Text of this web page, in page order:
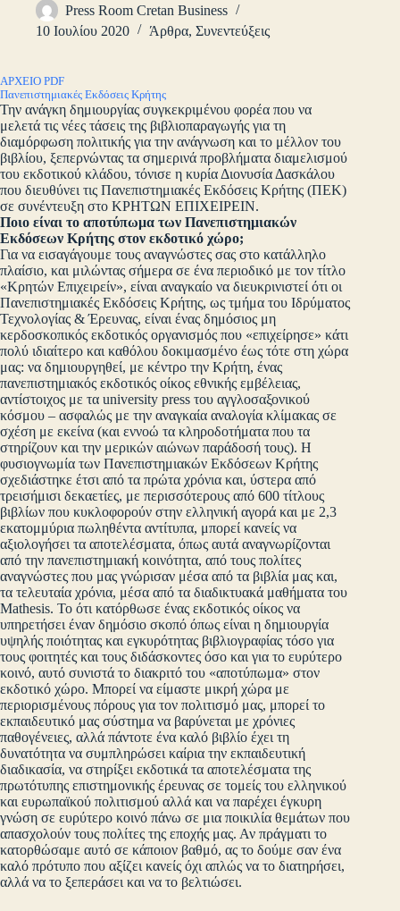
Press Room Cretan Business
10 Ιουλίου 2020
Άρθρα, Συνεντεύξεις
ΑΡΧΕΙΟ PDF
Πανεπιστημιακές Εκδόσεις Κρήτης
Την ανάγκη δημιουργίας συγκεκριμένου φορέα που να
μελετά τις νέες τάσεις της βιβλιοπαραγωγής για τη
διαμόρφωση πολιτικής για την ανάγνωση και το μέλλον του
βιβλίου, ξεπερνώντας τα σημερινά προβλήματα διαμελισμού
του εκδοτικού κλάδου, τόνισε η κυρία Διονυσία Δασκάλου
που διευθύνει τις Πανεπιστημιακές Εκδόσεις Κρήτης (ΠΕΚ)
σε συνέντευξη στο ΚΡΗΤΩΝ ΕΠΙΧΕΙΡΕΙΝ.
Ποιο είναι το αποτύπωμα των Πανεπιστημιακών
Εκδόσεων Κρήτης στον εκδοτικό χώρο;
Για να εισαγάγουμε τους αναγνώστες σας στο κατάλληλο
πλαίσιο, και μιλώντας σήμερα σε ένα περιοδικό με τον τίτλο
«Κρητών Επιχειρείν», είναι αναγκαίο να διευκρινιστεί ότι οι
Πανεπιστημιακές Εκδόσεις Κρήτης, ως τμήμα του Ιδρύματος
Τεχνολογίας & Έρευνας, είναι ένας δημόσιος μη
κερδοσκοπικός εκδοτικός οργανισμός που «επιχείρησε» κάτι
πολύ ιδιαίτερο και καθόλου δοκιμασμένο έως τότε στη χώρα
μας: να δημιουργηθεί, με κέντρο την Κρήτη, ένας
πανεπιστημιακός εκδοτικός οίκος εθνικής εμβέλειας,
αντίστοιχος με τα university press του αγγλοσαξονικού
κόσμου – ασφαλώς με την αναγκαία αναλογία κλίμακας σε
σχέση με εκείνα (και εννοώ τα κληροδοτήματα που τα
στηρίζουν και την μερικών αιώνων παράδοσή τους). Η
φυσιογνωμία των Πανεπιστημιακών Εκδόσεων Κρήτης
σχεδιάστηκε έτσι από τα πρώτα χρόνια και, ύστερα από
τρεισήμισι δεκαετίες, με περισσότερους από 600 τίτλους
βιβλίων που κυκλοφορούν στην ελληνική αγορά και με 2,3
εκατομμύρια πωληθέντα αντίτυπα, μπορεί κανείς να
αξιολογήσει τα αποτελέσματα, όπως αυτά αναγνωρίζονται
από την πανεπιστημιακή κοινότητα, από τους πολίτες
αναγνώστες που μας γνώρισαν μέσα από τα βιβλία μας και,
τα τελευταία χρόνια, μέσα από τα διαδικτυακά μαθήματα του
Mathesis. Το ότι κατόρθωσε ένας εκδοτικός οίκος να
υπηρετήσει έναν δημόσιο σκοπό όπως είναι η δημιουργία
υψηλής ποιότητας και εγκυρότητας βιβλιογραφίας τόσο για
τους φοιτητές και τους διδάσκοντες όσο και για το ευρύτερο
κοινό, αυτό συνιστά το διακριτό του «αποτύπωμα» στον
εκδοτικό χώρο. Μπορεί να είμαστε μικρή χώρα με
περιορισμένους πόρους για τον πολιτισμό μας, μπορεί το
εκπαιδευτικό μας σύστημα να βαρύνεται με χρόνιες
παθογένειες, αλλά πάντοτε ένα καλό βιβλίο έχει τη
δυνατότητα να συμπληρώσει καίρια την εκπαιδευτική
διαδικασία, να στηρίξει εκδοτικά τα αποτελέσματα της
πρωτότυπης επιστημονικής έρευνας σε τομείς του ελληνικού
και ευρωπαϊκού πολιτισμού αλλά και να παρέχει έγκυρη
γνώση σε ευρύτερο κοινό πάνω σε μια ποικιλία θεμάτων που
απασχολούν τους πολίτες της εποχής μας. Αν πράγματι το
κατορθώσαμε αυτό σε κάποιον βαθμό, ας το δούμε σαν ένα
καλό πρότυπο που αξίζει κανείς όχι απλώς να το διατηρήσει,
αλλά να το ξεπεράσει και να το βελτιώσει.